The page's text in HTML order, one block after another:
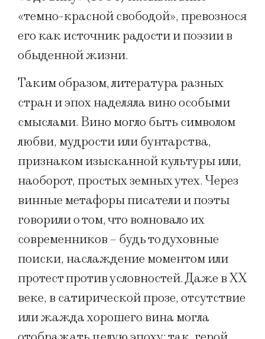
«темно-красной свободой», превознося
его как источник радости и поэзии в
обыденной жизни.
Таким образом, литература разных
стран и эпох наделяла вино особыми
смыслами. Вино могло быть символом
любви, мудрости или бунтарства,
признаком изысканной культуры или,
наоборот, простых земных утех. Через
винные метафоры писатели и поэты
говорили о том, что волновало их
современников – будь то духовные
поиски, наслаждение моментом или
протест против условностей. Даже в XX
веке, в сатирической прозе, отсутствие
или жажда хорошего вина могла